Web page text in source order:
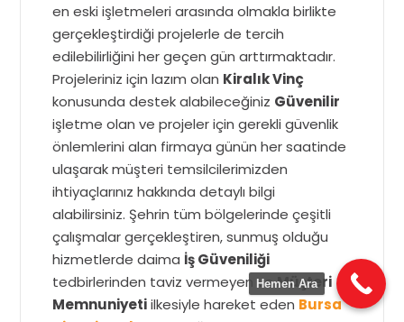
en eski işletmeleri arasında olmakla birlikte
gerçekleştirdiği projelerle de tercih
edilebilirliğini her geçen gün arttırmaktadır.
Projeleriniz için lazım olan Kiralık Vinç
konusunda destek alabileceğiniz Güvenilir
işletme olan ve projeler için gerekli güvenlik
önlemlerini alan firmaya günün her saatinde
ulaşarak müşteri temsilcilerimizden
ihtiyaçlarınız hakkında detaylı bilgi
alabilirsiniz. Şehrin tüm bölgelerinde çeşitli
çalışmalar gerçekleştiren, sunmuş olduğu
hizmetlerde daima İş Güveniliği
tedbirlerinden taviz vermeyen veMüşteri
Memnuniyetiilkesiyle hareket eden Bursa
Hemen Ara